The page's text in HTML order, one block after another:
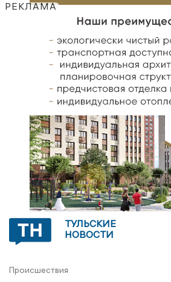
РЕКЛАМА
ТУЛЬСКИЕ
НОВОСТИ
Происшествия